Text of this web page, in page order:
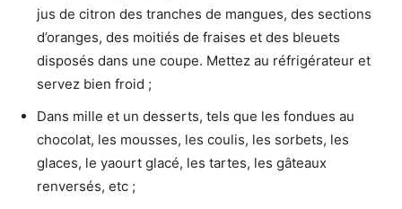
jus de citron des tranches de mangues, des sections
d’oranges, des moitiés de fraises et des bleuets
disposés dans une coupe. Mettez au réfrigérateur et
servez bien froid ;
Dans mille et un desserts, tels que les fondues au
chocolat, les mousses, les coulis, les sorbets, les
glaces, le yaourt glacé, les tartes, les gâteaux
renversés, etc ;